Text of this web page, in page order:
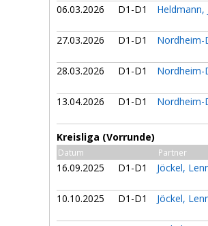
06.03.2026 D1-D1
27.03.2026 D1-D1
28.03.2026 D1-D1
13.04.2026 D1-D1
Kreisliga (Vorrunde)
Datum Partner
16.09.2025 D1-D1 Jöckel,
10.10.2025 D1-D1 Jöckel,